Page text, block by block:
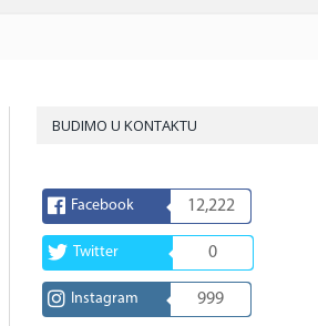
BUDIMO U KONTAKTU
Facebook 12,222
Twitter 0
Instagram 999